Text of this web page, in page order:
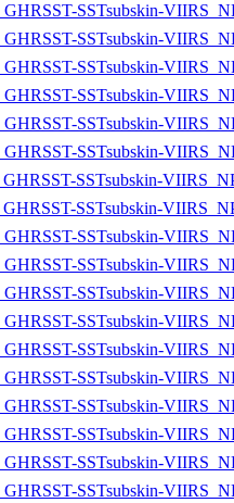
SSTsubskin-
SSTsubskin-
SSTsubskin-
SSTsubskin-
SSTsubskin-
SSTsubskin-
SSTsubskin-
SSTsubskin-
SSTsubskin-
SSTsubskin-
SSTsubskin-
SSTsubskin-
SSTsubskin-
SSTsubskin-
SSTsubskin-
SSTsubskin-
SSTsubskin-
SSTsubskin-